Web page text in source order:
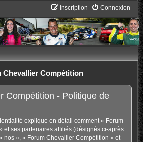
Connexion
Inscription
Chevallier Compétition
Compétition - Politique de
explique en détail comment « Forum
et ses partenaires affiliés (désignés ci-après
nos », « Forum Chevallier Compétition » et